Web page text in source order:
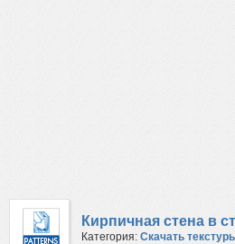
Кирпичная стена в
Категория: Скачать